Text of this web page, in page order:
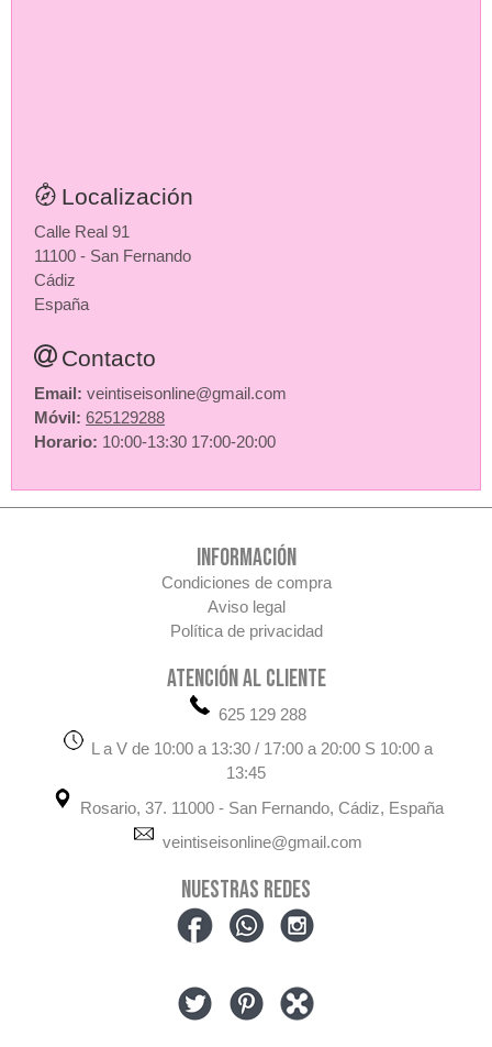
Localización
Calle Real 91
11100 - San Fernando
Cádiz
España
Contacto
Email: veintiseisonline@gmail.com
Móvil: 625129288
Horario: 10:00-13:30 17:00-20:00
INFORMACIÓN
Condiciones de compra
Aviso legal
Política de privacidad
ATENCIÓN AL CLIENTE
625 129 288
L a V de 10:00 a 13:30 / 17:00 a 20:00 S 10:00 a
13:45
Rosario, 37. 11000 - San Fernando, Cádiz, España
veintiseisonline@gmail.com
NUESTRAS REDES